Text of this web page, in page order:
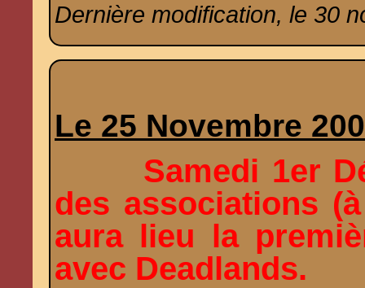
Dernière modification, le 30
Le 25 Novembre
Samedi 1er
des associations
aura lieu la
avec Deadlands.